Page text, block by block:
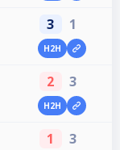
3 1
H2H
2 3
H2H
1 3